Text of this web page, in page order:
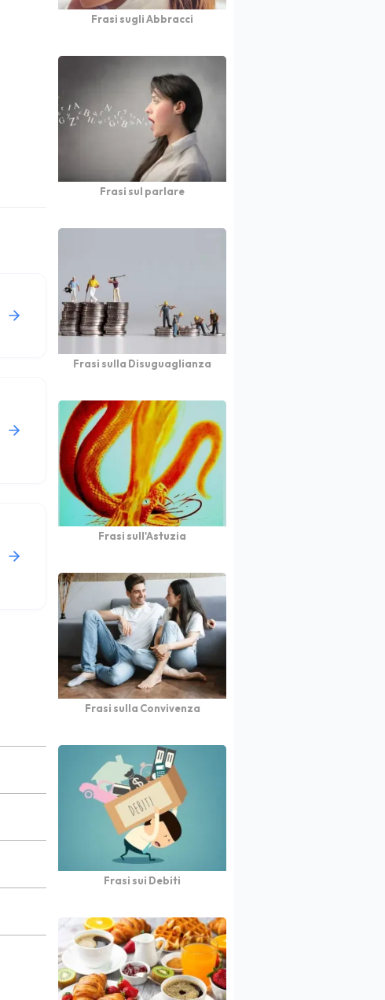
Frasi sugli Abbracci
Frasi sul parlare
Frasi sulla Disuguaglianza
Frasi sull'Astuzia
Frasi sulla Convivenza
Frasi sui Debiti